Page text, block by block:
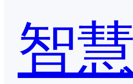
智